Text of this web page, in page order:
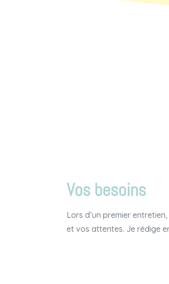
Vos besoins
Lors d’un premier
et vos attentes. Je rédige